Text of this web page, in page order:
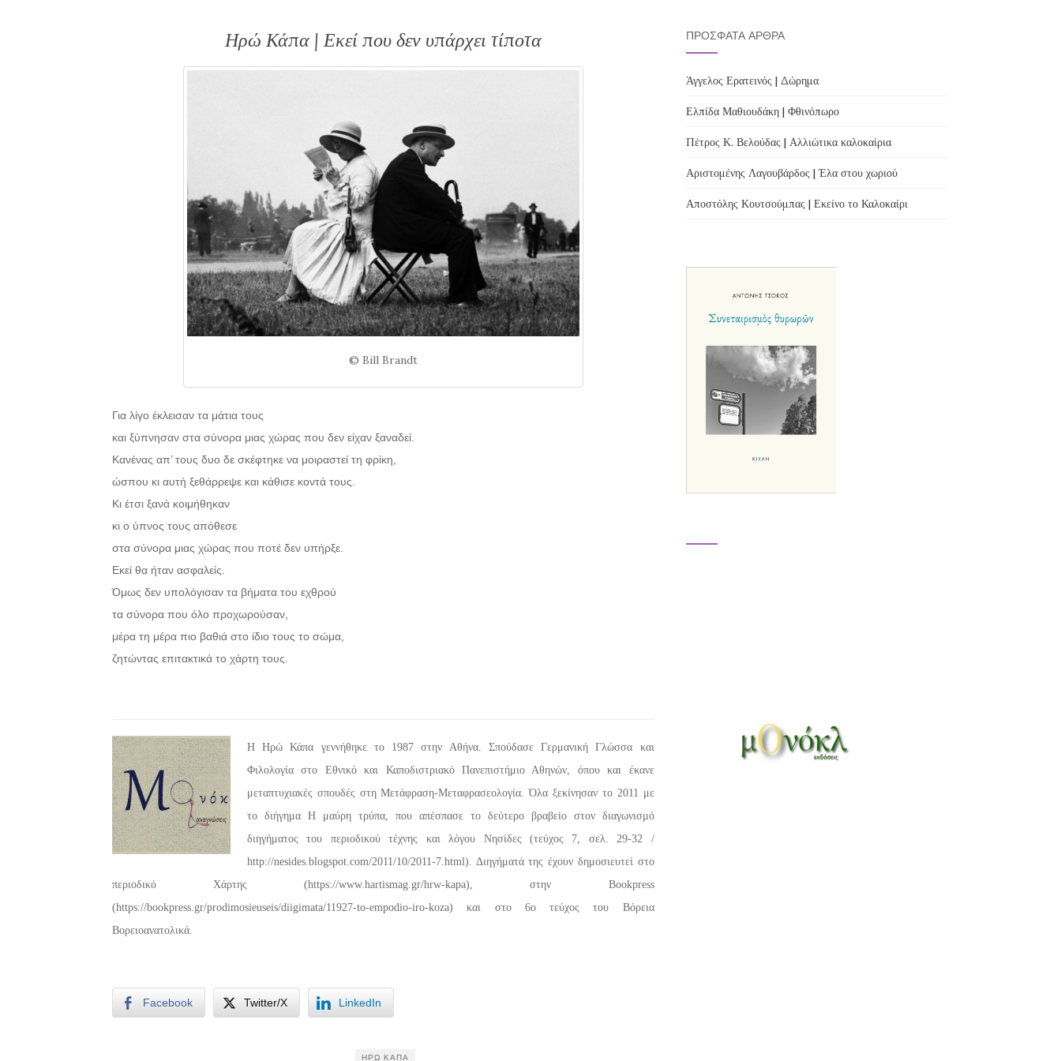
Ηρώ Κάπα | Εκεί που δεν υπάρχει τίποτα
© Bill Brandt
Για λίγο έκλεισαν τα μάτια τους
και ξύπνησαν στα σύνορα μιας χώρας που δεν είχαν ξαναδεί.
Κανένας απ’ τους δυο δε σκέφτηκε να μοιραστεί τη φρίκη,
ώσπου κι αυτή ξεθάρρεψε και κάθισε κοντά τους.
Κι έτσι ξανά κοιμήθηκαν
κι ο ύπνος τους απόθεσε
στα σύνορα μιας χώρας που ποτέ δεν υπήρξε.
Εκεί θα ήταν ασφαλείς.
Όμως δεν υπολόγισαν τα βήματα του εχθρού
τα σύνορα που όλο προχωρούσαν,
μέρα τη μέρα πιο βαθιά στο ίδιο τους το σώμα,
ζητώντας επιτακτικά το χάρτη τους.
Η Ηρώ Κάπα γεννήθηκε το 1987 στην Αθήνα. Σπούδασε Γερμανική Γλώσσα και
Φιλολογία στο Εθνικό και Καποδιστριακό Πανεπιστήμιο Αθηνών, όπου και έκανε
μεταπτυχιακές σπουδές στη Μετάφραση-Μεταφρασεολογία. Όλα ξεκίνησαν το 2011 με
το διήγημα Η μαύρη τρύπα, που απέσπασε το δεύτερο βραβείο στον διαγωνισμό
διηγήματος του περιοδικού τέχνης και λόγου Νησίδες (τεύχος 7, σελ. 29-32 /
http://nesides.blogspot.com/2011/10/2011-7.html). Διηγήματά της έχουν δημοσιευτεί στο
περιοδικό Χάρτης (https://www.hartismag.gr/hrw-kapa), στην Bookpress
(https://bookpress.gr/prodimosieuseis/diigimata/11927-to-empodio-iro-koza) και στο 6ο τεύχος του Βόρεια
Βορειοανατολικά.
Facebook Twitter/X LinkedIn
ΗΡΏ ΚΆΠΑ
ΠΡΌΣΦΑΤΑ ΆΡΘΡΑ
Άγγελος Ερατεινός | Δώρημα
Ελπίδα Μαθιουδάκη | Φθινόπωρο
Πέτρος Κ. Βελούδας | Αλλιώτικα καλοκαίρια
Αριστομένης Λαγουβάρδος | Έλα στου χωριού
Αποστόλης Κουτσούμπας | Εκείνο το Καλοκαίρι